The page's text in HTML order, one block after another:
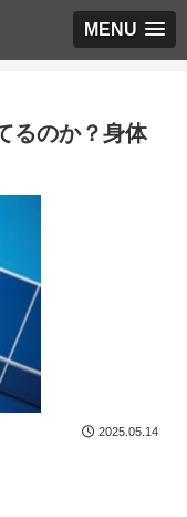
MENU
るのか？身体
2025.05.14